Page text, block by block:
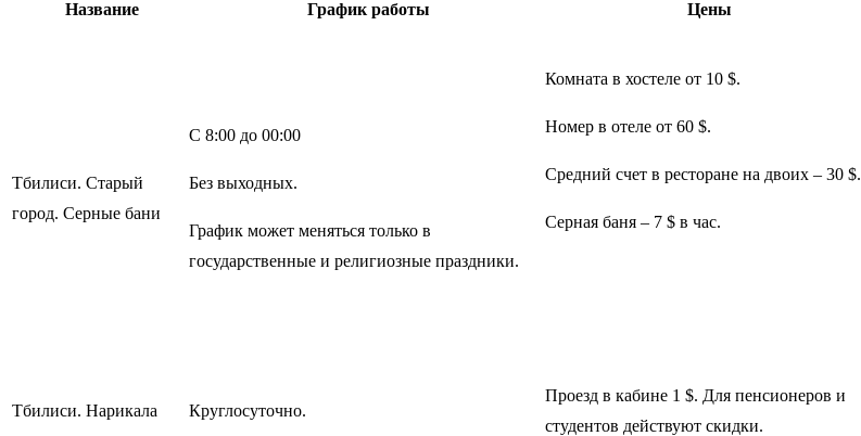
Название График работы Цены
Тбилиси. Старый
город. Серные бани
С 8:00 до 00:00
Без выходных.
График может меняться только в
государственные и религиозные праздники.
Комната в хостеле от 10 $.
Номер в отеле от 60 $.
Средний счет в ресторане на двоих – 30 $.
Серная баня – 7 $ в час.
Тбилиси. Нарикала Круглосуточно.
Проезд в кабине 1 $. Для пенсионеров и
студентов действуют скидки.